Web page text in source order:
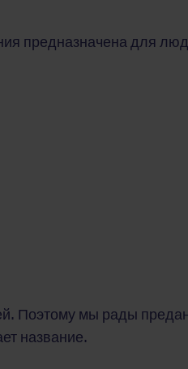
предназначена для
Поэтому мы рады
название.